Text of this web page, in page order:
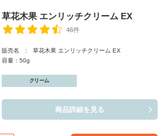
草花木果 エンリッチクリーム EX
46件
販売名 : 草花木果 エンリッチクリーム EX
容量：50g
クリーム
商品詳細を見る